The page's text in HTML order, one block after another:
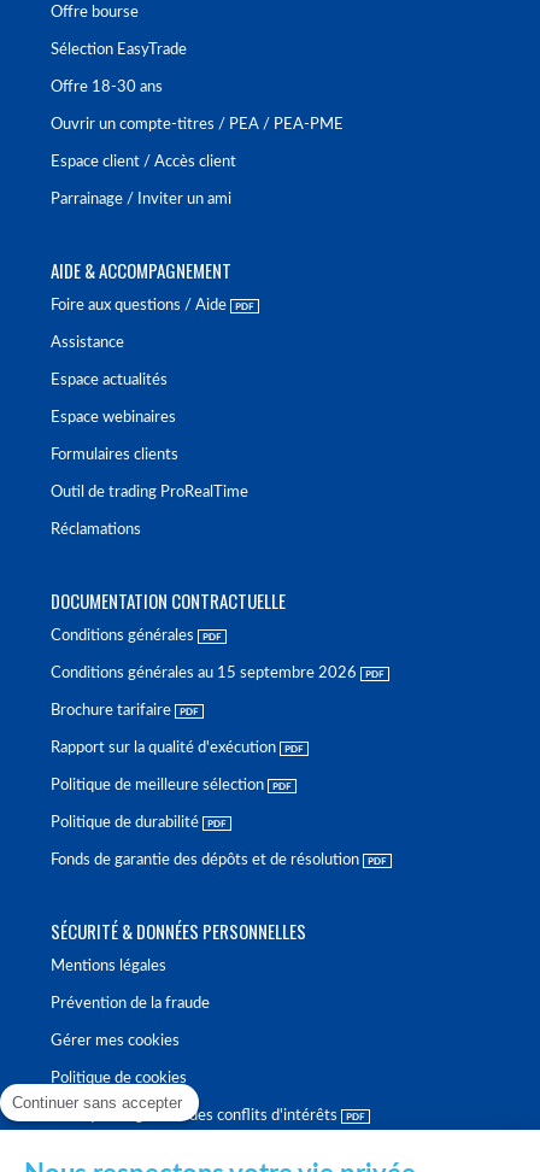
Offre bourse
Sélection EasyTrade
Offre 18-30 ans
Ouvrir un compte-titres / PEA / PEA-PME
Espace client / Accès client
Parrainage / Inviter un ami
AIDE & ACCOMPAGNEMENT
Foire aux questions / Aide
Assistance
Espace actualités
Espace webinaires
Formulaires clients
Outil de trading ProRealTime
Réclamations
DOCUMENTATION CONTRACTUELLE
Conditions générales
Conditions générales au 15 septembre 2026
Brochure tarifaire
Rapport sur la qualité d'exécution
Politique de meilleure sélection
Politique de durabilité
Fonds de garantie des dépôts et de résolution
SÉCURITÉ & DONNÉES PERSONNELLES
Mentions légales
Prévention de la fraude
Gérer mes cookies
Politique de cookies
Politique de gestion des conflits d'intérêts
Continuer sans accepter